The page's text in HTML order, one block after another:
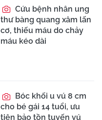
Cứu bệnh nhân ung
thư bàng quang xâm lấn
cơ, thiếu máu do chảy
máu kéo dài
Bóc khối u vú 8 cm
cho bé gái 14 tuổi, ưu
tiên bảo tồn tuyến vú